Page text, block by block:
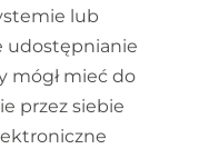
lub
udostępnianie
mógł mieć do
przez siebie